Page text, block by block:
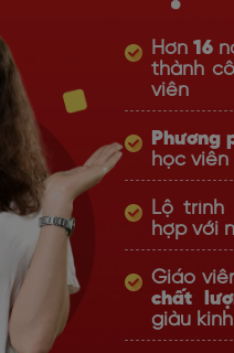
Hơn16
thành
viên
Phương
học
Lộ trình
hợp với
Giáo
chất
giàu